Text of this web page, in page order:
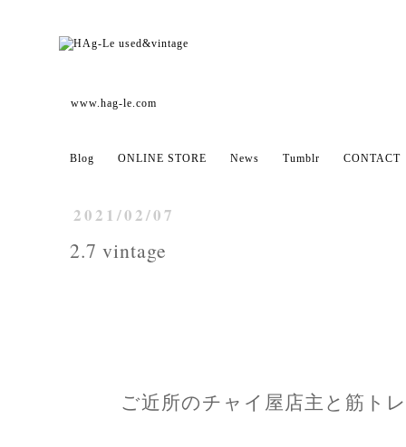
www.hag-le.com
Blog ONLINE STORE News Tumblr CONTACT
2021/02/07
2.7 vintage
ご近所のチャイ屋店主と筋ト